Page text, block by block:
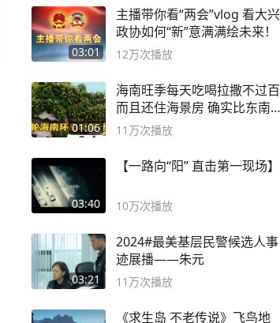
03:01
主播带你看“两会”vlog 看大兴
政协如何“新”意满满绘未来！
12万次播放
01:06
海南旺季每天吃喝拉撒不过百
而且还住海景房 确实比东南
亚合适
11万次播放
03:40
【一路向“阳” 直击第一现场】
10万次播放
03:21
2024#最美基层民警候选人事
迹展播——朱元
11万次播放
《求生岛 不老传说》飞鸟地